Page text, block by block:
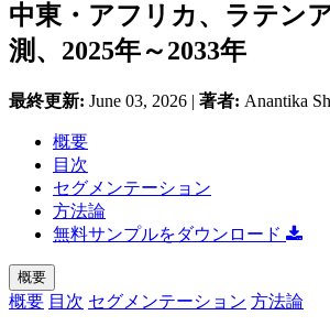
中東・アフリカ、ラテン
測、2025年～2033年
最終更新: June 03, 2026 | 著者: Anantika
概要
目次
セグメンテーション
方法論
無料サンプルをダウンロード
概要
概要 目次 セグメンテーション 方法論